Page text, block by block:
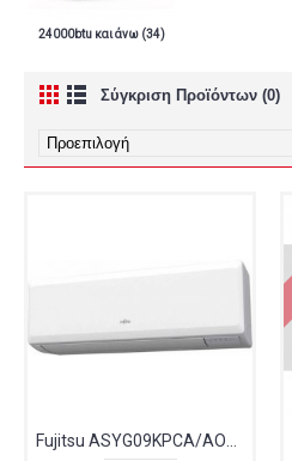
24000btu και άνω (34)
Σύγκριση Προϊόντων (0)